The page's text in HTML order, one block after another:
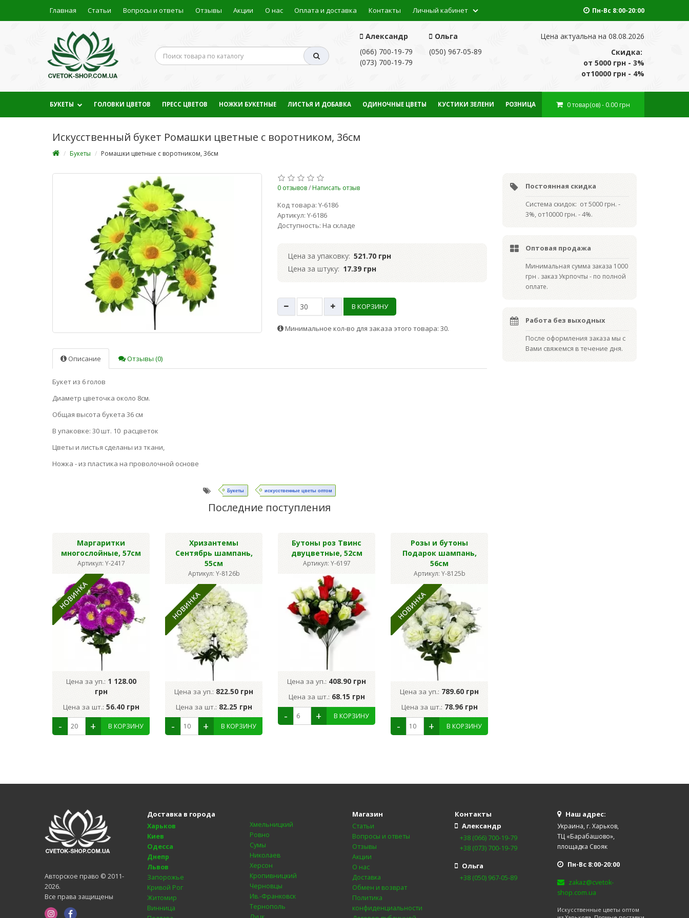
Главная Статьи Вопросы и ответы Отзывы Акции О нас Оплата и доставка Контакты Личный кабинет Пн-Вс 8:00-20:00
Александр
(066) 700-19-79
(073) 700-19-79
Ольга
(050) 967-05-89
Цена актуальна на 08.08.2026
Скидка:
от 5000 грн - 3%
от10000 грн - 4%
0товар(ов)- 0.00 грн
БУКЕТЫ ГОЛОВКИ ЦВЕТОВ ПРЕСС ЦВЕТОВ НОЖКИ БУКЕТНЫЕ ЛИСТЬЯ И ДОБАВКА ОДИНОЧНЫЕ ЦВЕТЫ КУСТИКИ ЗЕЛЕНИ РОЗНИЦА
Искусственный букет Ромашки цветные с воротником, 36см
Букеты Ромашки цветные с воротником, 36см
0 отзывов/ Написать отзыв
Код товара: Y-6186
Артикул: Y-6186
Доступность: На складе
Цена за упаковку: 521.70 грн
Цена за штуку: 17.39 грн
В КОРЗИНУ
Минимальное кол-во для заказа этого товара: 30.
Описание Отзывы (0)
Букет из 6 голов
Диаметр цветочка около 8см.
Общая высота букета 36 см
В упаковке: 30 шт. 10 расцветок
Цветы и листья сделаны из ткани,
Ножка - из пластика на проволочной основе
Букеты искусственные цветы оптом
Последние поступления
Маргаритки
многослойные, 57см
Артикул: Y-2417
Цена за уп.: 1 128.00
грн
Цена за шт.: 56.40 грн
Хризантемы
Сентябрь шампань,
55см
Артикул: Y-8126b
Цена за уп.: 822.50 грн
Цена за шт.: 82.25 грн
Бутоны роз Твинс
двуцветные, 52см
Артикул: Y-6197
Цена за уп.: 408.90 грн
Цена за шт.: 68.15 грн
Розы и бутоны
Подарок шампань,
56см
Артикул: Y-8125b
Цена за уп.: 789.60 грн
Цена за шт.: 78.96 грн
Постоянная скидка
Система скидок: от 5000 грн. -
3%, от10000 грн. - 4%.
Оптовая продажа
Минимальная сумма заказа 1000
грн . заказ Укрпочты - по полной
оплате.
Работа без выходных
После оформления заказа мы с
Вами свяжемся в течение дня.
Авторское право © 2011-
2026.
Все права защищены
Доставка в города
Харьков
Киев
Одесса
Днепр
Львов
Запорожье
Кривой Рог
Житомир
Винница
Хмельницкий
Ровно
Сумы
Николаев
Херсон
Кропивницкий
Черновцы
Ив.-Франковск
Тернополь
Магазин
Статьи
Вопросы и ответы
Отзывы
Акции
О нас
Доставка
Обмен и возврат
Политика
конфиденциальности
Контакты
Александр
+38 (066) 700-19-79
+38 (073) 700-19-79
Ольга
+38 (050) 967-05-89
Наш адрес:
Украина, г. Харьков,
ТЦ «Барабашово»,
площадка Свояк
Пн-Вс 8:00-20:00
zakaz@cvetok-
shop.com.ua
Искусственные цветы оптом